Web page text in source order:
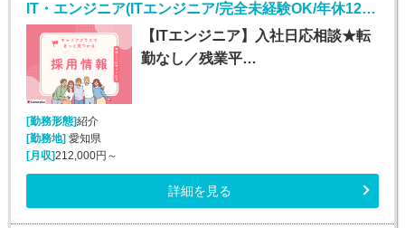
IT・エンジニア(ITエンジニア/完全未経験OK/年休125日)
【ITエンジニア】入社日応相談★転
勤なし／残業平…
[勤務形態]紹介
[勤務地] 愛知県
[月収]212,000円～
詳細を見る